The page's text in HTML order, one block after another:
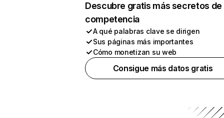
Descubre gratis más secretos de
competencia
A qué palabras clave se dirigen
Sus páginas más importantes
Cómo monetizan su web
Consigue más datos gratis